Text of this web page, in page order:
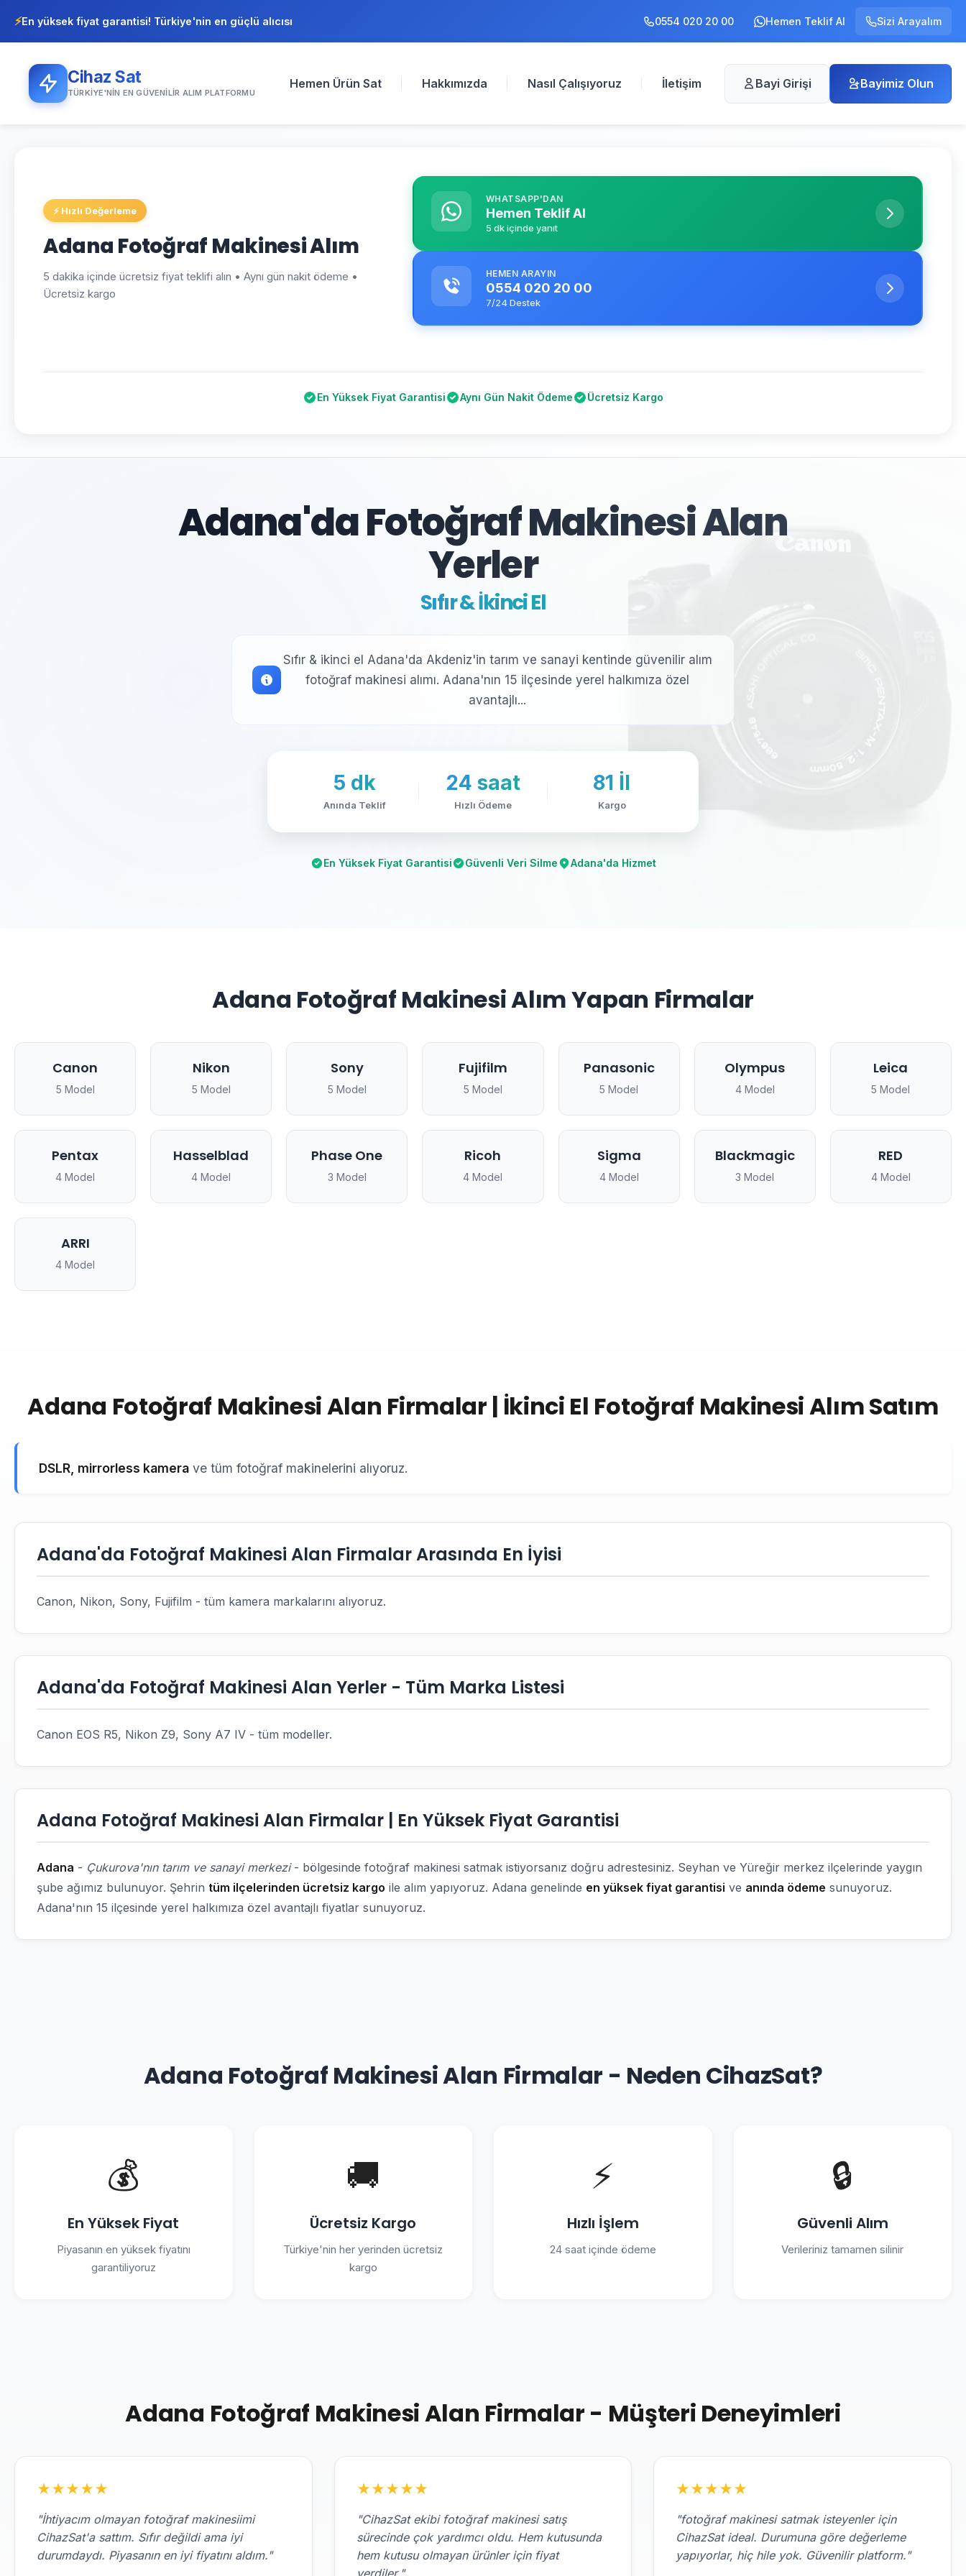
⚡En yüksek fiyat garantisi! Türkiye'nin en güçlü alıcısı 0554 020 20 00 Hemen Teklif Al Sizi Arayalım
Cihaz Sat
TÜRKIYE'NIN EN GÜVENILIR ALIM PLATFORMU
Hemen Ürün Sat Hakkımızda Nasıl Çalışıyoruz İletişim Bayi Girişi Bayimiz Olun
⚡ Hızlı Değerleme
Adana Fotoğraf Makinesi Alım
5 dakika içinde ücretsiz fiyat teklifi alın • Aynı gün nakit ödeme •
Ücretsiz kargo
WHATSAPP'DAN
Hemen Teklif Al
5 dk içinde yanıt
HEMEN ARAYIN
0554 020 20 00
7/24 Destek
En Yüksek Fiyat Garantisi Aynı Gün Nakit Ödeme Ücretsiz Kargo
Adana'da Fotoğraf Makinesi Alan
Yerler
Sıfır & İkinci El
Sıfır & ikinci el Adana'da Akdeniz'in tarım ve sanayi kentinde güvenilir alım
fotoğraf makinesi alımı. Adana'nın 15 ilçesinde yerel halkımıza özel
avantajlı...
5 dk
Anında Teklif
24 saat
Hızlı Ödeme
81 İl
Kargo
En Yüksek Fiyat Garantisi Güvenli Veri Silme Adana'da Hizmet
Adana Fotoğraf Makinesi Alım Yapan Firmalar
Canon
5 Model
Nikon
5 Model
Sony
5 Model
Fujifilm
5 Model
Panasonic
5 Model
Olympus
4 Model
Leica
5 Model
Pentax
4 Model
Hasselblad
4 Model
Phase One
3 Model
Ricoh
4 Model
Sigma
4 Model
Blackmagic
3 Model
RED
4 Model
ARRI
4 Model
Adana Fotoğraf Makinesi Alan Firmalar | İkinci El Fotoğraf Makinesi Alım Satım
DSLR, mirrorless kamera ve tüm fotoğraf makinelerini alıyoruz.
Adana'da Fotoğraf Makinesi Alan Firmalar Arasında En İyisi
Canon, Nikon, Sony, Fujifilm - tüm kamera markalarını alıyoruz.
Adana'da Fotoğraf Makinesi Alan Yerler - Tüm Marka Listesi
Canon EOS R5, Nikon Z9, Sony A7 IV - tüm modeller.
Adana Fotoğraf Makinesi Alan Firmalar | En Yüksek Fiyat Garantisi
Adana - Çukurova'nın tarım ve sanayi merkezi- bölgesinde fotoğraf makinesi satmak istiyorsanız doğru adrestesiniz. Seyhan ve Yüreğir merkez ilçelerinde yaygın
şube ağımız bulunuyor. Şehrin tüm ilçelerinden ücretsiz kargo ile alım yapıyoruz. Adana genelinde en yüksek fiyat garantisi ve anında ödeme sunuyoruz.
Adana'nın 15 ilçesinde yerel halkımıza özel avantajlı fiyatlar sunuyoruz.
Adana Fotoğraf Makinesi Alan Firmalar - Neden CihazSat?
💰
En Yüksek Fiyat
Piyasanın en yüksek fiyatını
garantiliyoruz
🚚
Ücretsiz Kargo
Türkiye'nin her yerinden ücretsiz
kargo
⚡
Hızlı İşlem
24 saat içinde ödeme
🔒
Güvenli Alım
Verileriniz tamamen silinir
Adana Fotoğraf Makinesi Alan Firmalar - Müşteri Deneyimleri
★★★★★
"İhtiyacım olmayan fotoğraf makinesiimi
CihazSat'a sattım. Sıfır değildi ama iyi
durumdaydı. Piyasanın en iyi fiyatını aldım."
★★★★★
"CihazSat ekibi fotoğraf makinesi satış
sürecinde çok yardımcı oldu. Hem kutusunda
hem kutusu olmayan ürünler için fiyat
verdiler."
★★★★★
"fotoğraf makinesi satmak isteyenler için
CihazSat ideal. Durumuna göre değerleme
yapıyorlar, hiç hile yok. Güvenilir platform."